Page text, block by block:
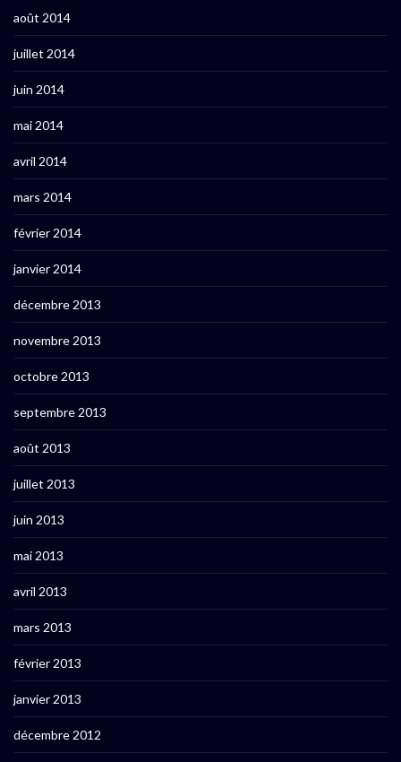
août 2014
juillet 2014
juin 2014
mai 2014
avril 2014
mars 2014
février 2014
janvier 2014
décembre 2013
novembre 2013
octobre 2013
septembre 2013
août 2013
juillet 2013
juin 2013
mai 2013
avril 2013
mars 2013
février 2013
janvier 2013
décembre 2012